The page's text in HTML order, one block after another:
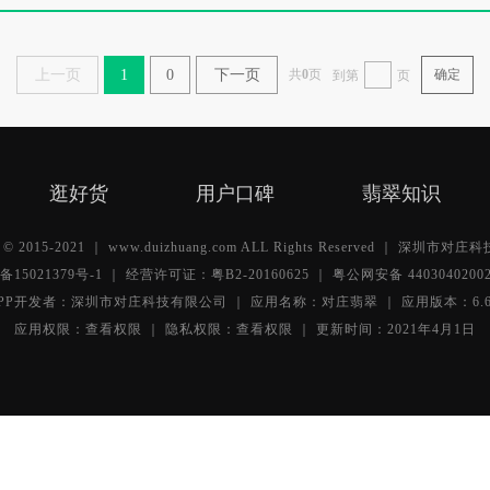
上一页 1 0 下一页 共0页 到第 页 确定
逛好货 用户口碑 翡翠知识
2015-2021 ｜ www.duizhuang.com ALL Rights Reserved ｜ 深圳市对庄科
15021379号-1
｜ 经营许可证：粤B2-20160625 ｜ 粤公网安备
开发者：深圳市对庄科技有限公司 ｜ 应用名称：对庄翡翠 ｜ 应用版本：
应用权限： 查看权限 ｜ 隐私权限： 查看权限 ｜ 更新时间：2021年4月1日